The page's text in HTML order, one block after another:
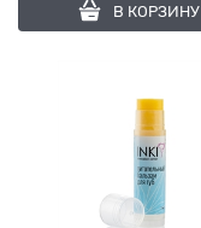
В КОРЗИНУ